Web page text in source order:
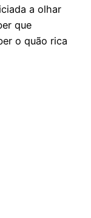
a olhar
que
o quão rica